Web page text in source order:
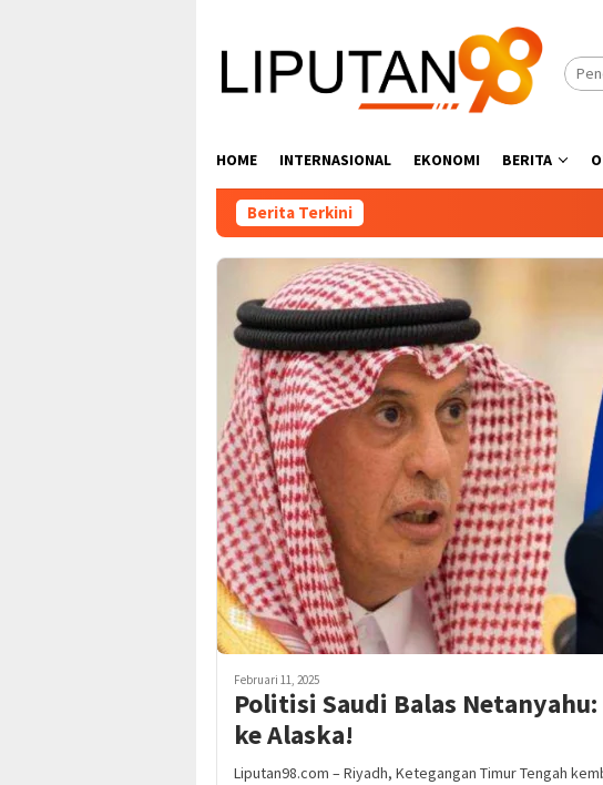
konten
HOME INTERNASIONAL EKONOMI BERITA
Berita Terkini
Februari 11, 2025
Politisi Saudi Balas
ke Alaska!
Liputan98.com – Riyadh, Ketegangan Timur Tengah